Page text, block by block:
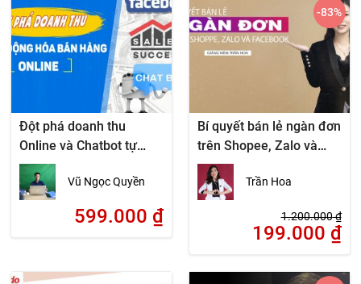
Đột phá doanh thu
Online và Chatbot tự
động hóa bán hàng
Vũ Ngọc Quyền
599.000 ₫
Bí quyết bán lẻ ngàn đơn
trên Shopee, Zalo và
Facebook
Trần Hoa
1.200.000₫
199.000 ₫
-83%